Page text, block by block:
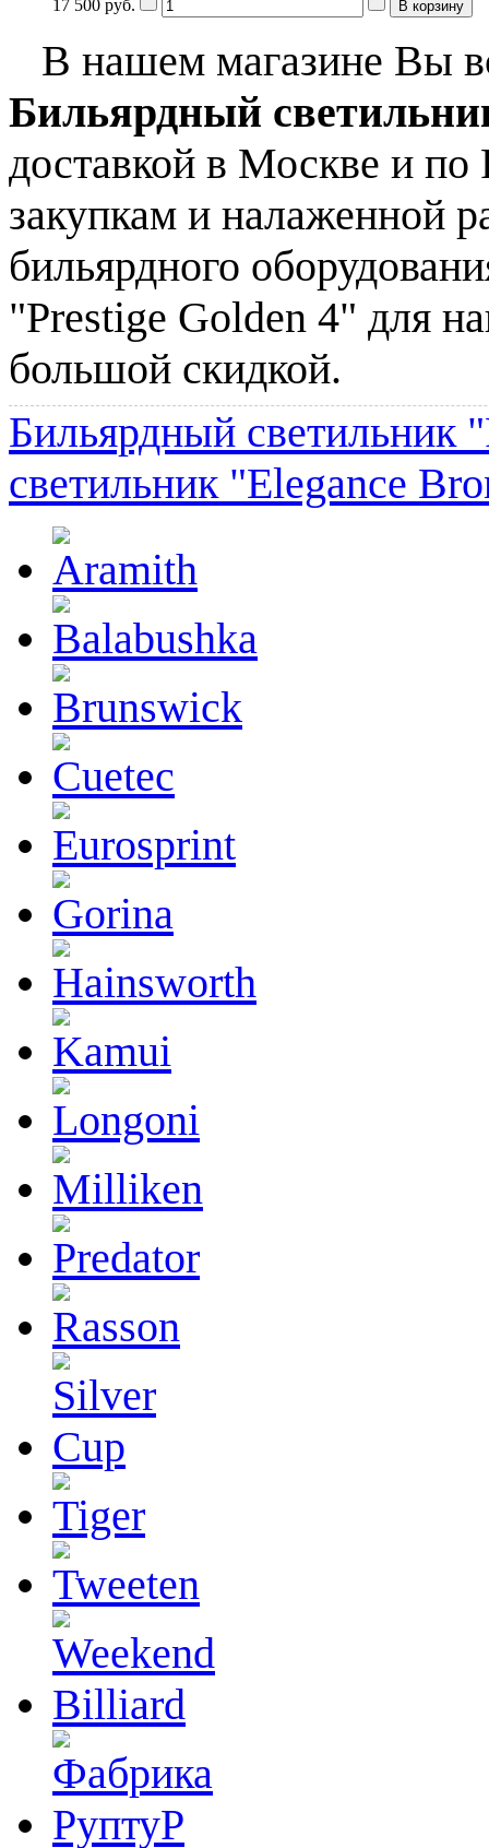
17 500 руб.
В нашем магазине Вы
Бильярдный
доставкой в Москве и по
закупкам и налаженной
бильярдного
"Prestige Golden 4" для
большой скидкой.
Бильярдный светильник
светильник "Elegance